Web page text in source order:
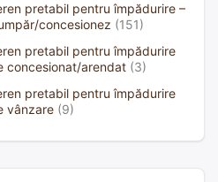
pretabil pentru împădurire –
concesionez (151)
pretabil pentru împădurire
concesionat/arendat (3)
pretabil pentru împădurire
vânzare (9)